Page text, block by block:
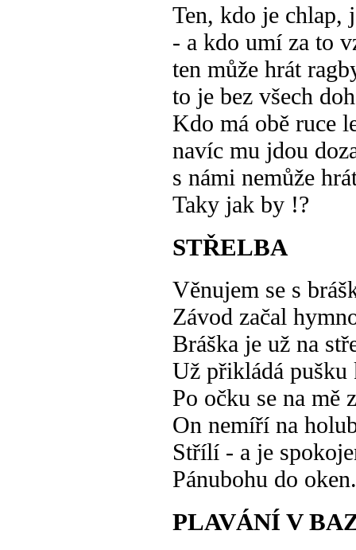
Ten, kdo je chlap,
- a kdo umí za to
ten může hrát
to je bez všech
Kdo má obě ruce
navíc mu jdou
s námi nemůže
Taky jak by !?
STŘELBA
Věnujem se s
Závod začal
Bráška je už na
Už přikládá
Po očku se na mě
On nemíří na
Střílí - a je
Pánubohu do oken.
PLAVÁNÍ V